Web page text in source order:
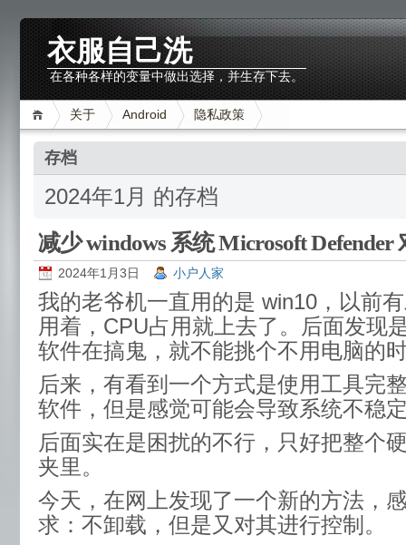
衣服自己洗
在各种各样的变量中做出选择，并生存下去。
关于 Android 隐私政策
存档
2024年1月 的存档
减少 windows 系统 Microsoft Defender
2024年1月3日 小户人家
我的老爷机一直用的是 win10，以前
用着，CPU占用就上去了。后面发现
软件在搞鬼，就不能挑个不用电脑的
后来，有看到一个方式是使用工具完
软件，但是感觉可能会导致系统不稳
后面实在是困扰的不行，只好把整个
夹里。
今天，在网上发现了一个新的方法，
求：不卸载，但是又对其进行控制。